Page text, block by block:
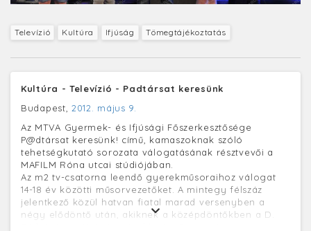
Televízió Kultúra Ifjúság Tömegtájékoztatás
Kultúra - Televízió - Padtársat keresünk
Budapest, 2012. május 9.
Az MTVA Gyermek- és Ifjúsági Főszerkesztősége
P@dtársat keresünk! című, kamaszoknak szóló
tehetségkutató sorozata válogatásának résztvevői a
MAFILM Róna utcai stúdiójában.
Az m2 tv-csatorna leendő gyerekműsoraihoz válogat
14-18 év közötti műsorvezetőket. A mintegy félszáz
jelentkező közül hatvan fiatal marad versenyben a
négy elődöntő után, akiknek a középdöntőkben a D.